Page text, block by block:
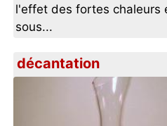
l'effet des fortes chaleurs
sous...
décantation